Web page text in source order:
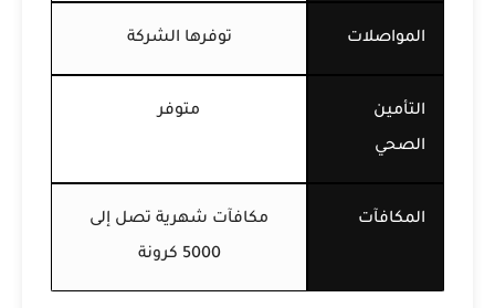
المواصلات توفرها الشركة
التأمين
الصحي
متوفر
المكافآت
مكافآت شهرية تصل إلى
5000 كرونة